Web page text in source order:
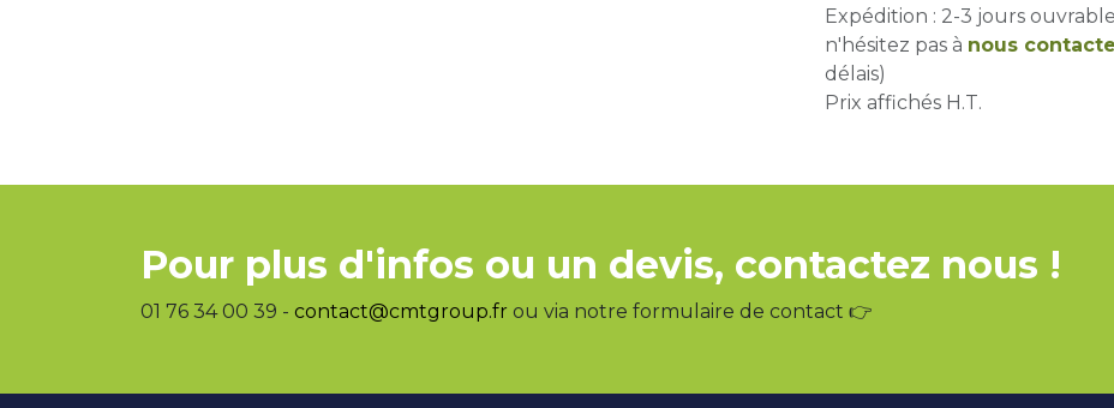
Expédition : 2-3 jours
n'hésitez pas à nous
délais)
Prix affichés H.T.
Pour plus d'infos ou un devis, contactez nous !
01 76 34 00 39 - contact@cmtgroup.fr ou via notre formulaire de contact 👉